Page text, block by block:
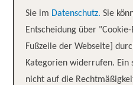
Sie im Datenschutz. Sie
Entscheidung über
Fußzeile der Webseite]
Kategorien widerrufen.
nicht auf die